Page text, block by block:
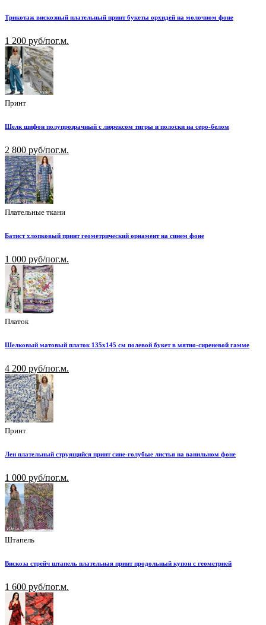
Трикотаж вискозный плательный принт букеты орхидей на молочном фоне
1 200 руб/пог.м.
Принт
Шелк шифон полупрозрачный с люрексом тигры и полоски на серо-белом
2 800 руб/пог.м.
Плательные ткани
Батист хлопковый принт геометрический орнамент на синем фоне
1 000 руб/пог.м.
Платок
Шелковый матовый платок 135х145 см полевой букет в мятно-сиреневой гамме
4 200 руб/пог.м.
Принт
Лен плательный струящийся принт сине-голубые листья на ванильном фоне
1 000 руб/пог.м.
Штапель
Вискоза стрейч штапель плательная принт продольный купон с геометрией
1 600 руб/пог.м.